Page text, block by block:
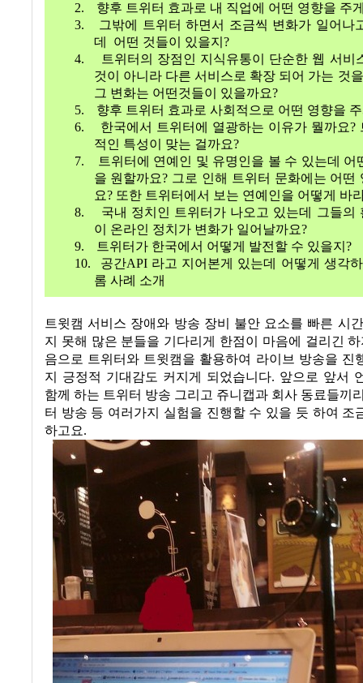
2.
향후 트위터 효과로 내 직업에 어떤 영향을 주
3.
그밖에 트위터 하면서 조금씩 변화가 일어나
데
어떤 것들이 있을지?
4.
트위터의 장점인 지식유통이 단순한 웹 서비
것이 아니라 다른 서비스로 확장 되어 가는 것
그 변화는 어떤것들이 있을까요?
5.
향후 트위터 효과로 사회적으로 어떤 영향을
6.
한국에서 트위터에 열광하는 이유가 뭘까요?
적인 특성이 맞는 걸까요?
7.
트위터에 연예인 및 유명인을 볼 수 있는데 어
을 원할까요? 그로 인해 트위터 문화에는 어떤
요? 또한 트위터에서 보는 연예인을 어떻게 바
8.
국내 정치인 트위터가 나오고 있는데 그들의
이 온라인 정치가 변화가 일어날까요?
9.
트위터가 한국에서 어떻게 발전할 수 있을지 ?
10.
공간API 라고 지어본게 있는데 어떻게 생각
롬 사례 소개
트윗캠 서비스 장애와 방송 장비 불안 요소를 빠른 시
지 못해 많은 분들을 기다리게 한점이 마음에 걸리긴
음으로 트위터와 트윗캠을 활용하여 라이브 방송을 진
지 긍정적 기대감도 커지게 되었습니다. 앞으로 앞서
함께 하는 트위터 방송 그리고 쥬니캡과 회사 동료들끼
터 방송 등 여러가지 실험을 진행할 수 있을 듯 하여 조
하고요.